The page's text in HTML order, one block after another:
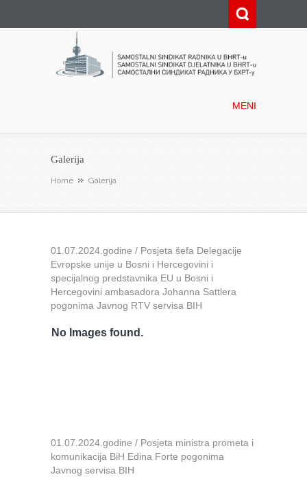
MENI
Galerija
Home Galerija
01.07.2024.godine / Posjeta šefa Delegacije
Evropske unije u Bosni i Hercegovini i
specijalnog predstavnika EU u Bosni i
Hercegovini ambasadora Johanna Sattlera
pogonima Javnog RTV servisa BIH
No Images found.
01.07.2024.godine / Posjeta ministra prometa i
komunikacija BiH Edina Forte pogonima
Javnog servisa BIH